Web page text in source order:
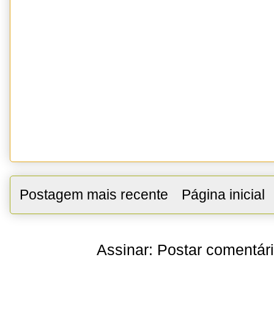
Postagem mais recente Página inicial
Assinar: Postar